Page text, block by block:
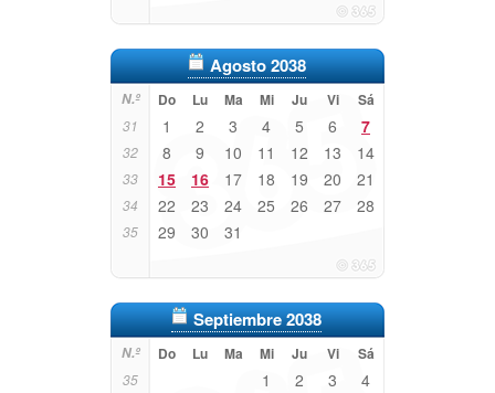
Agosto 2038
N.º Do Lu Ma Mi Ju Vi Sá
31 1 2 3 4 5 6 7
32 8 9 10 11 12 13 14
33 15 16 17 18 19 20 21
34 22 23 24 25 26 27 28
35 29 30 31
Septiembre 2038
N.º Do Lu Ma Mi Ju Vi Sá
35 1 2 3 4